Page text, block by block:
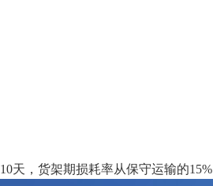
，货架期损耗率从保守运输的15%